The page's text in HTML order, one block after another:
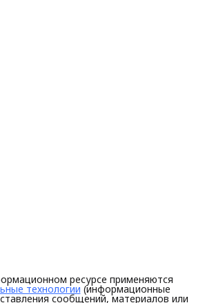
ресурсе применяются
технологии (информационные
сообщений, материалов или